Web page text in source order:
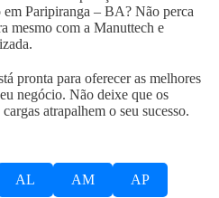
Paripiranga – BA? Não perca
mesmo com a Manuttech e
pronta para oferecer as melhores
negócio. Não deixe que os
atrapalhem o seu sucesso.
AL AM AP